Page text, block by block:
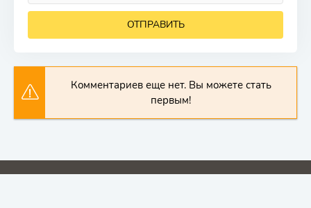
ОТПРАВИТЬ
Комментариев еще нет. Вы можете стать
первым!